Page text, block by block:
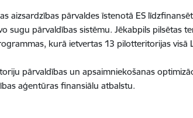
aizsardzības pārvaldes īstenotā ES
pārvaldības sistēmu. Jēkabpils pilsētas
kurā ietvertas 13 pilotteritorijas visā
pārvaldības un apsaimniekošanas
aģentūras finansiālu atbalstu.